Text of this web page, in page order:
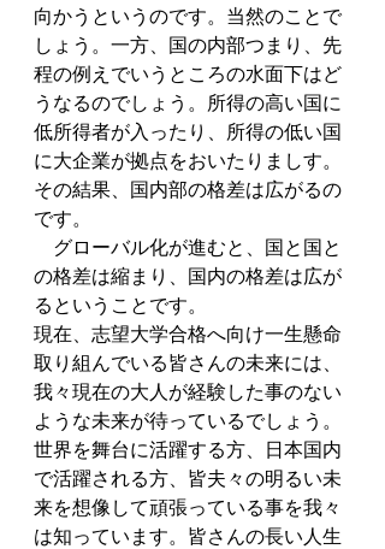
向かうというのです。当然のことで
しょう。一方、国の内部つまり、先
程の例えでいうところの水面下はど
うなるのでしょう。所得の高い国に
低所得者が入ったり、所得の低い国
に大企業が拠点をおいたりましす。
その結果、国内部の格差は広がるの
です。
グローバル化が進むと、国と国と
の格差は縮まり、国内の格差は広が
るということです。
現在、志望大学合格へ向け一生懸命
取り組んでいる皆さんの未来には、
我々現在の大人が経験した事のない
ような未来が待っているでしょう。
世界を舞台に活躍する方、日本国内
で活躍される方、皆夫々の明るい未
来を想像して頑張っている事を我々
は知っています。皆さんの長い人生